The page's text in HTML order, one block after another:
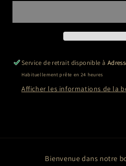
Alain
Alain
Service de retrait disponible à
Habituellement prête en 24 heures
Afficher les informations de la
Bienvenue dans notre